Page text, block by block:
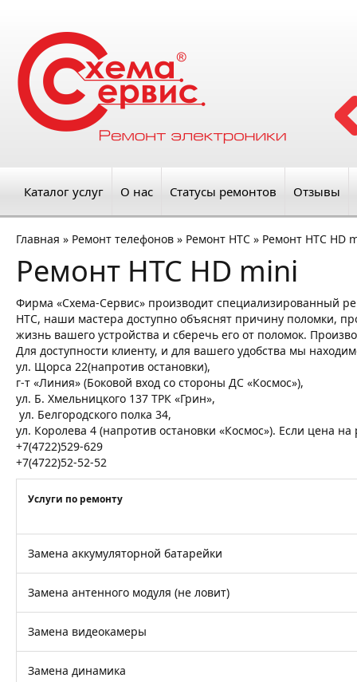
Каталог услуг О нас Статусы ремонтов Отзывы
Главная » Ремонт телефонов » Ремонт HTC » Ремонт HTC HD
Ремонт HTC HD mini
Фирма «Схема-Сервис» производит специализированный
HTC, наши мастера доступно объяснят причину поломки,
жизнь вашего устройства и сберечь его от поломок.
Для доступности клиенту, и для вашего удобства мы
ул. Щорса 22(напротив остановки),
г-т «Линия» (Боковой вход со стороны ДС «Космос»),
ул. Б. Хмельницкого 137 ТРК «Грин»,
ул. Белгородского полка 34,
ул. Королева 4 (напротив остановки «Космос»). Если цена
+7(4722)529-629
+7(4722)52-52-52
Услуги по ремонту
Замена аккумуляторной батарейки
Замена антенного модуля (не ловит)
Замена видеокамеры
Замена динамика